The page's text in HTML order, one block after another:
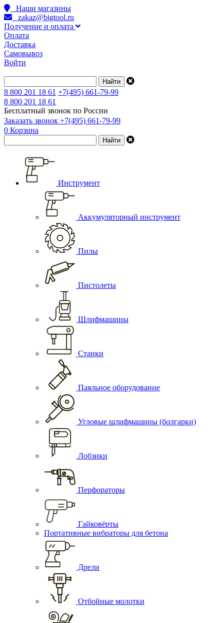
Наши магазины
zakaz@bigtool.ru
Получение и оплата
Оплата
Доставка
Самовывоз
Войти
8 800 201 18 61 +7(495) 661-79-99
8 800 201 18 61
Бесплатный звонок по России
Заказать звонок +7(495) 661-79-99
0 Корзина
Инструмент
Аккумуляторный инструмент
Пилы
Пистолеты
Шлифмашины
Станки
Паяльное оборудование
Угловые шлифмашины (болгарки)
Лобзики
Перфораторы
Гайковёрты
Портативные вибраторы для бетона
Дрели
Отбойные молотки